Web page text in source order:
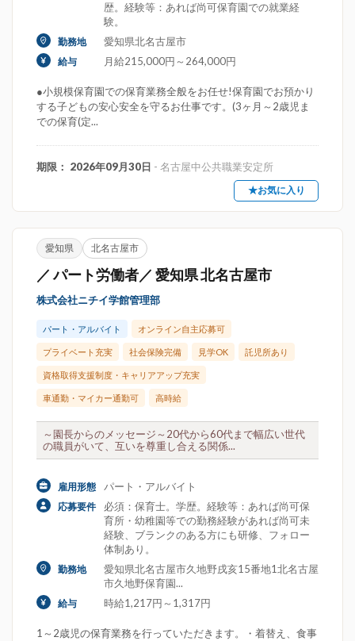
歴。経験等：あれば尚可保育園での就業経
験。
勤務地 愛知県北名古屋市
給与 月給215,000円～264,000円
●小規模保育園での保育業務全般をお任せ!保育園でお預かり
する子どもの安心安全を守るお仕事です。(3ヶ月～2歳児ま
での保育(定...
期限： 2026年09月30日 - 名古屋中公共職業安定所
★お気に入り
愛知県 北名古屋市
／ パート労働者／ 愛知県 北名古屋市
株式会社ニチイ学館管理部
パート・アルバイト オンライン自主応募可
プライベート充実 社会保険完備 見学OK 託児所あり
資格取得支援制度・キャリアアップ充実
車通勤・マイカー通勤可 高時給
～園長からのメッセージ～20代から60代まで幅広い世代
の職員がいて、互いを尊重し合える関係...
雇用形態 パート・アルバイト
応募要件
必須：保育士。学歴。経験等：あれば尚可保
育所・幼稚園等での勤務経験があれば尚可未
経験、ブランクのある方にも研修、フォロー
体制あり。
勤務地
愛知県北名古屋市久地野戌亥15番地1北名古屋
市久地野保育園...
給与 時給1,217円～1,317円
1～2歳児の保育業務を行っていただきます。・着替え、食事